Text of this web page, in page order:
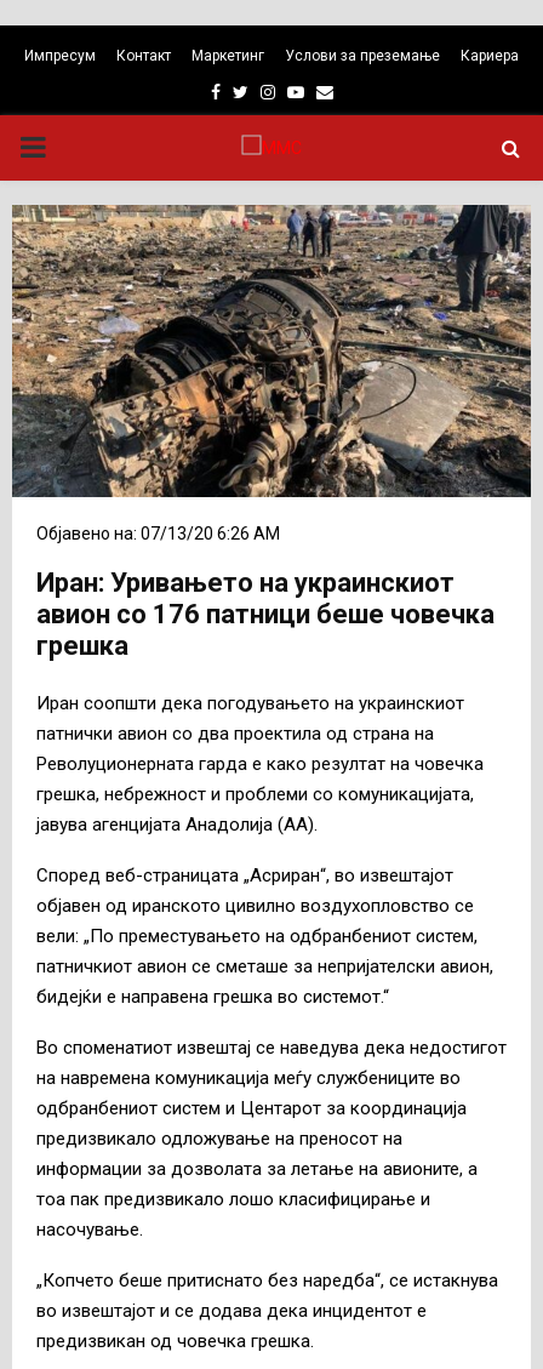
Импресум Контакт Маркетинг Услови за преземање Кариера
Facebook
TwitterInstagram
Youtube
Email
PRIMARY
MENU
Објавено на: 07/13/20 6:26 AM
Иран: Уривањето на украинскиот
авион со 176 патници беше човечка
грешка
Иран соопшти дека погодувањето на украинскиот
патнички авион со два проектила од страна на
Револуционерната гарда е како резултат на човечка
грешка, небрежност и проблеми со комуникацијата,
јавува агенцијата Анадолија (АА).
Според веб-страницата „Асриран“, во извештајот
објавен од иранското цивилно воздухопловство се
вели: „По преместувањето на одбранбениот систем,
патничкиот авион се сметаше за непријателски авион,
бидејќи е направена грешка во системот.“
Во споменатиот извештај се наведува дека недостигот
на навремена комуникација меѓу службениците во
одбранбениот систем и Центарот за координација
предизвикало одложување на преносот на
информации за дозволата за летање на авионите, а
тоа пак предизвикало лошо класифицирање и
насочување.
„Копчето беше притиснато без наредба“, се истакнува
во извештајот и се додава дека инцидентот е
предизвикан од човечка грешка.